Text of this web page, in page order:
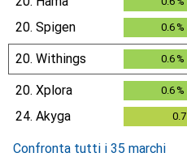
20. Spigen 0.6 %
20. Withings 0.6 %
20. Xplora 0.6 %
24. Akyga 0.7
Confronta tutti i 35 marchi